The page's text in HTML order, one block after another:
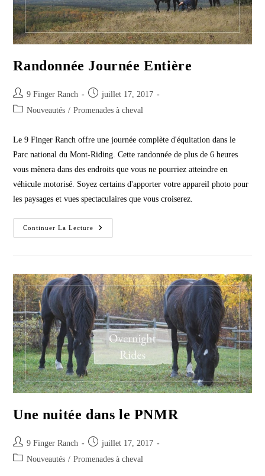
Randonnée Journée Entière
Post
author:
9 Finger Ranch
Post
published:
juillet 17, 2017
PostNouveautés / Promenades à cheval
Le 9 Finger Ranch offre une journée complète d'équitation dans le
Parc national du Mont-Riding. Cette randonnée de plus de 6 heures
vous mènera dans des endroits que vous ne pourriez atteindre en
véhicule motorisé. Soyez certains d'apporter votre appareil photo pour
les paysages et vues spectaculaires que vous croiserez.
Continuer La Lecture
Randonnée
Journée
Une nuitée dans le PNMR
Post
author:
9 Finger Ranch
Post
published:
juillet 17, 2017
PostNouveautés / Promenades à cheval